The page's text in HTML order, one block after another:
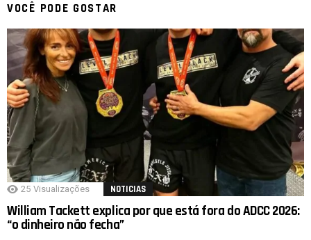
VOCÊ PODE GOSTAR
25 Visualizações NOTICIAS
William Tackett explica por que está fora do ADCC 2026:
“o dinheiro não fecha”